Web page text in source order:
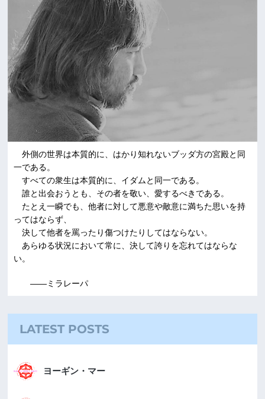
外側の世界は本質的に、はかり知れないブッダ方の宮殿と同
一である。
すべての衆生は本質的に、イダムと同一である。
誰と出会おうとも、その者を敬い、愛するべきである。
たとえ一瞬でも、他者に対して悪意や敵意に満ちた思いを持
ってはならず、
決して他者を罵ったり傷つけたりしてはならない。
あらゆる状況において常に、決して誇りを忘れてはならな
い。
――ミラレーパ
LATEST POSTS
ヨーギン・マー